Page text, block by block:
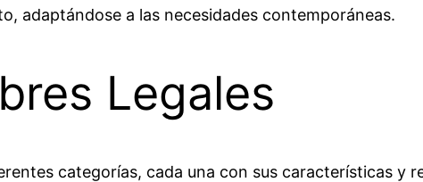
adaptándose a las necesidades contemporáneas.
Legales
categorías, cada una con sus características y